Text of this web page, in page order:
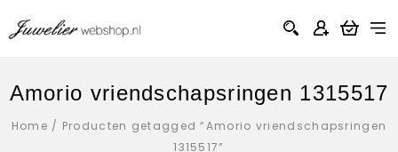
Amorio vriendschapsringen 1315517
Home / Producten getagged “Amorio vriendschapsringen
1315517”